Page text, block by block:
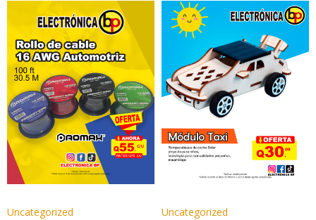
Uncategorized Uncategorized